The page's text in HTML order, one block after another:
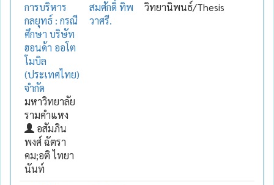
การบริหาร
กลยุทธ์ : กรณี
ศึกษา บริษัท
ฮอนด้า ออโต
โมบิล
(ประเทศไทย)
จำกัด
มหาวิทยาลัย
รามคำแหง
อสัมภิน
พงศ์ ฉัตรา
คม;อติ ไทยา
นันท์
สมศักดิ์ ทิพ
วาศรี.
วิทยานิพนธ์/Thesis